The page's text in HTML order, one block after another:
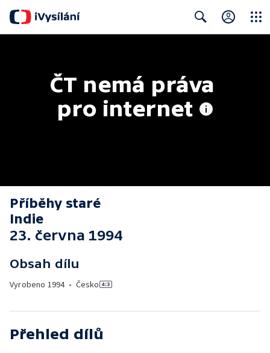
ČT nemá práva
pro internet
Příběhy staré
Indie
23. června 1994
Obsah dílu
Vyrobeno 1994• Česko
Přehled dílů